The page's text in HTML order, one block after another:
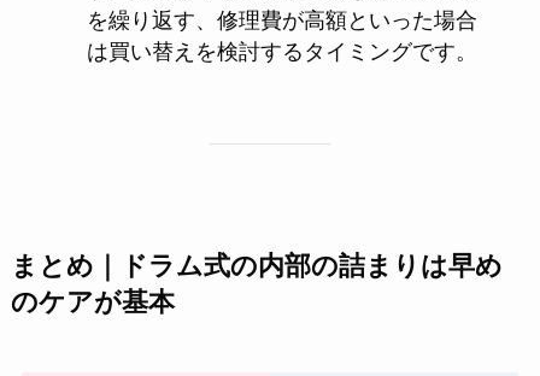
を繰り返す、修理費が高額といった場合
は買い替えを検討するタイミングです。
まとめ｜ドラム式の内部の詰まりは早め
のケアが基本